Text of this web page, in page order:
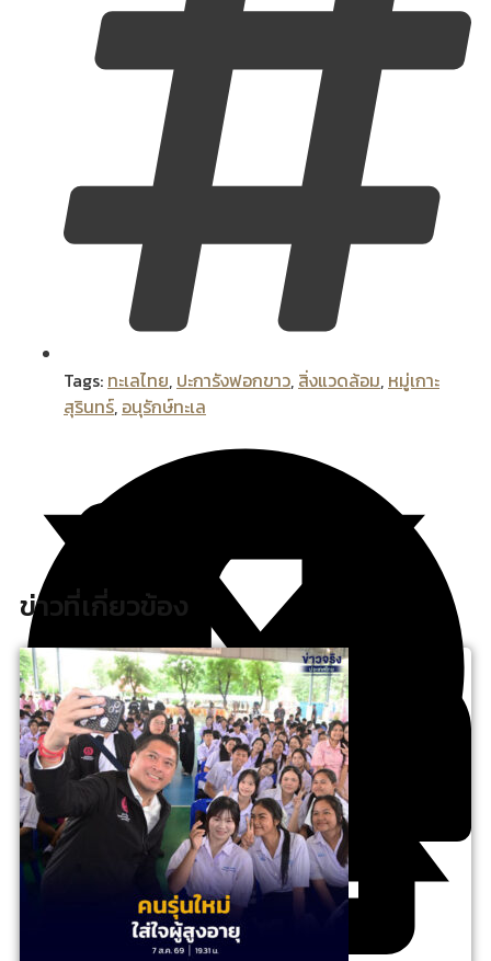
Tags: ทะเลไทย, ปะการังฟอกขาว, สิ่งแวดล้อม, หมู่เกาะ
สุรินทร์, อนุรักษ์ทะเล
ข่าวที่เกี่ยวข้อง